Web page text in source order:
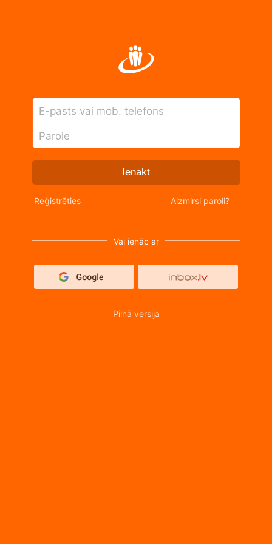
E-pasts vai mob. telefons
Parole
Ienākt
Reģistrēties Aizmirsi paroli?
Vai ienāc ar
Pilnā versija